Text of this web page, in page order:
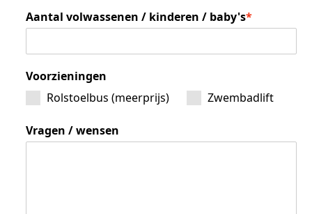
Aantal volwassenen / kinderen / baby's*
Voorzieningen
Rolstoelbus (meerprijs)
Zwembadlift
Vragen / wensen